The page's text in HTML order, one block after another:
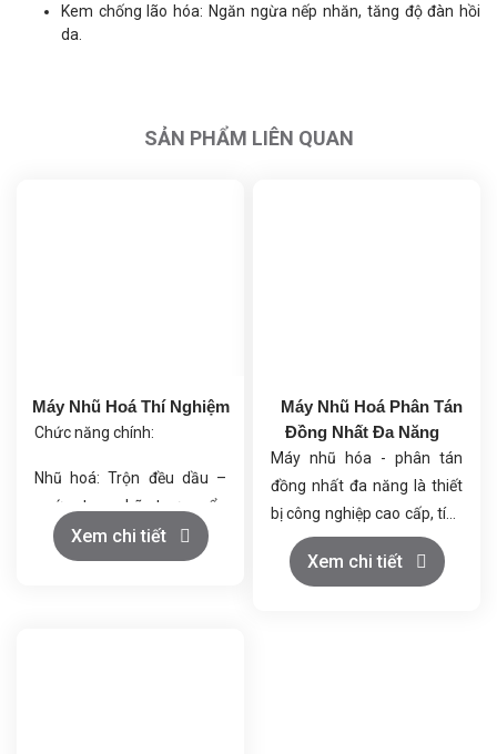
Kem chống lão hóa: Ngăn ngừa nếp nhăn, tăng độ đàn hồi
da.
SẢN PHẨM LIÊN QUAN
Máy Nhũ Hoá Thí Nghiệm
Chức năng chính:
Nhũ hoá: Trộn đều dầu –
nước tạo nhũ tương ổn
định.
Xem chi tiết
Máy Nhũ Hoá Phân Tán
Đồng Nhất Đa Năng
Máy nhũ hóa - phân tán
đồng nhất đa năng là thiết
bị công nghiệp cao cấp, tích
hợp 8 chức năng trong 1:
Làm ướt
Trộn đồng nhất
Xem chi tiết